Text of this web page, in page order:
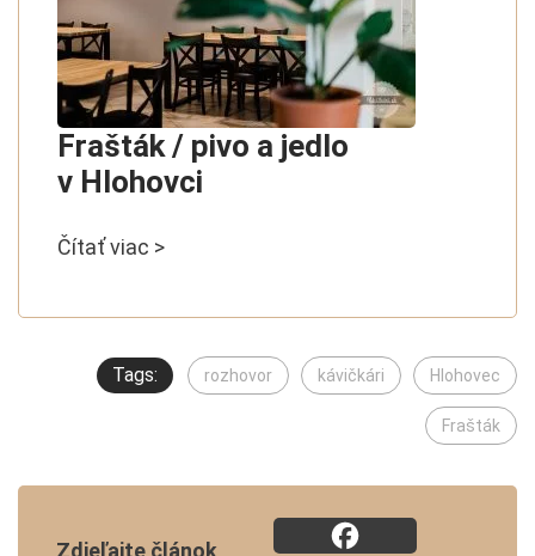
Frašták / pivo a jedlo
v Hlohovci
Čítať viac >
Tags: rozhovor kávičkári Hlohovec
Frašták